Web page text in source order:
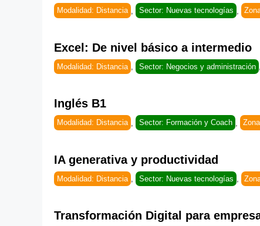
Modalidad: Distancia Sector: Nuevas tecnologías
Excel: De nivel básico a intermedio
Modalidad: Distancia , Sector: Negocios y administración ,
Inglés B1
Modalidad: Distancia Sector: Formación y Coach
IA generativa y productividad
Modalidad: Distancia , Sector: Nuevas tecnologías ,
Transformación Digital para